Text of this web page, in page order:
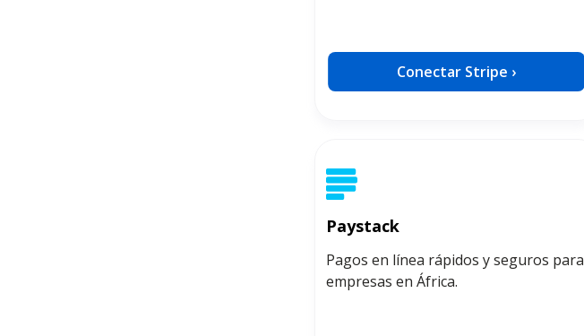
Conectar Stripe ›
Paystack
Pagos en línea rápidos y seguros para
empresas en África.